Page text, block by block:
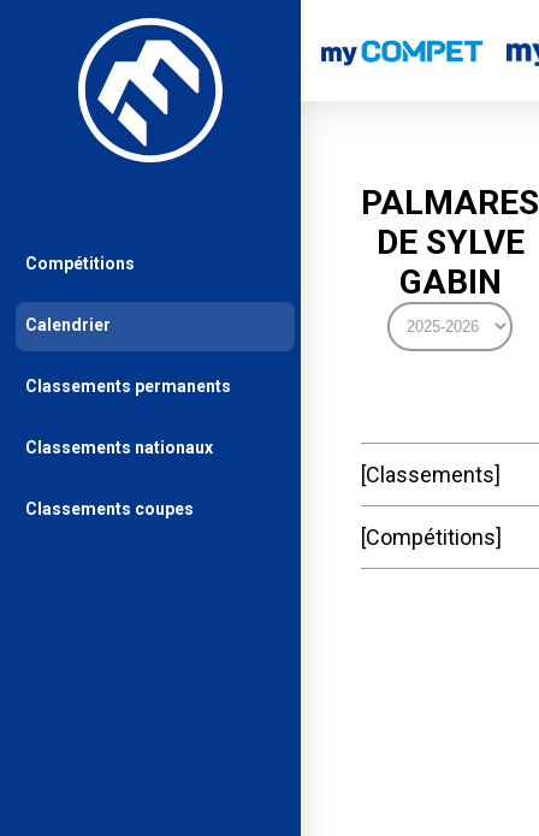
PALMARES
DE SYLVE
GABIN
Classements
Compétitions
Compétitions
Calendrier
Classements permanents
Classements nationaux
Classements coupes